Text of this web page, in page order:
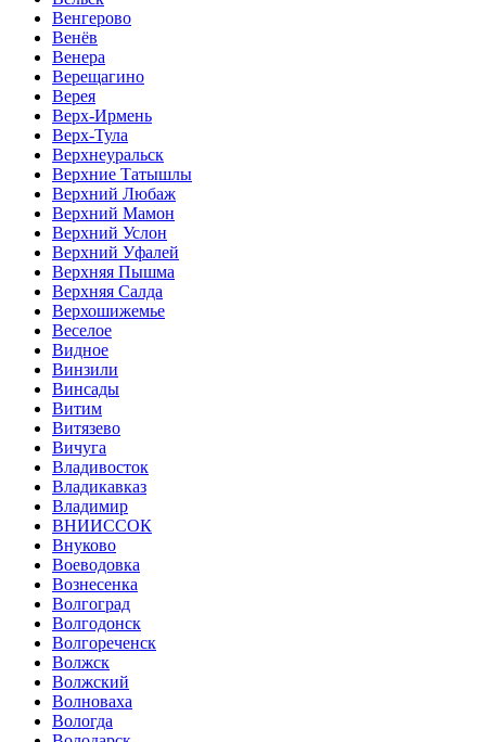
Венгерово
Венёв
Венера
Верещагино
Верея
Верх-Ирмень
Верх-Тула
Верхнеуральск
Верхние Татышлы
Верхний Любаж
Верхний Мамон
Верхний Услон
Верхний Уфалей
Верхняя Пышма
Верхняя Салда
Верхошижемье
Веселое
Видное
Винзили
Винсады
Витим
Витязево
Вичуга
Владивосток
Владикавказ
Владимир
ВНИИССОК
Внуково
Воеводовка
Вознесенка
Волгоград
Волгодонск
Волгореченск
Волжск
Волжский
Волноваха
Вологда